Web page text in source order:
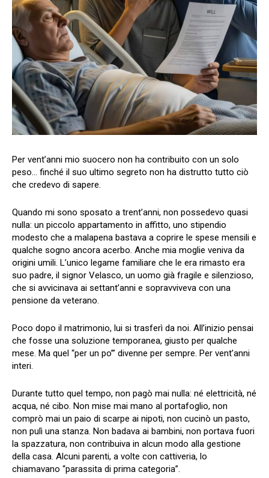
Per vent’anni mio suocero non ha contribuito con un solo
peso… finché il suo ultimo segreto non ha distrutto tutto ciò
che credevo di sapere.
Quando mi sono sposato a trent’anni, non possedevo quasi
nulla: un piccolo appartamento in affitto, uno stipendio
modesto che a malapena bastava a coprire le spese mensili e
qualche sogno ancora acerbo. Anche mia moglie veniva da
origini umili. L’unico legame familiare che le era rimasto era
suo padre, il signor Velasco, un uomo già fragile e silenzioso,
che si avvicinava ai settant’anni e sopravviveva con una
pensione da veterano.
Poco dopo il matrimonio, lui si trasferì da noi. All’inizio pensai
che fosse una soluzione temporanea, giusto per qualche
mese. Ma quel “per un po’” divenne per sempre. Per vent’anni
interi.
Durante tutto quel tempo, non pagò mai nulla: né elettricità, né
acqua, né cibo. Non mise mai mano al portafoglio, non
comprò mai un paio di scarpe ai nipoti, non cucinò un pasto,
non pulì una stanza. Non badava ai bambini, non portava fuori
la spazzatura, non contribuiva in alcun modo alla gestione
della casa. Alcuni parenti, a volte con cattiveria, lo
chiamavano “parassita di prima categoria”.